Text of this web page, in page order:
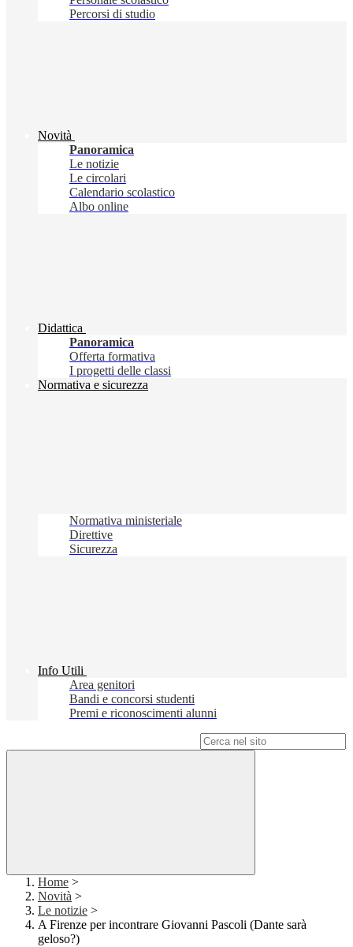
Percorsi di studio
Novità
Panoramica
Le notizie
Le circolari
Calendario scolastico
Albo online
Didattica
Panoramica
Offerta formativa
I progetti delle classi
Normativa e sicurezza
Normativa ministeriale
Direttive
Sicurezza
Info Utili
Area genitori
Bandi e concorsi studenti
Premi e riconoscimenti alunni
Home >
Novità >
Le notizie >
A Firenze per incontrare Giovanni Pascoli (Dante sarà
geloso?)